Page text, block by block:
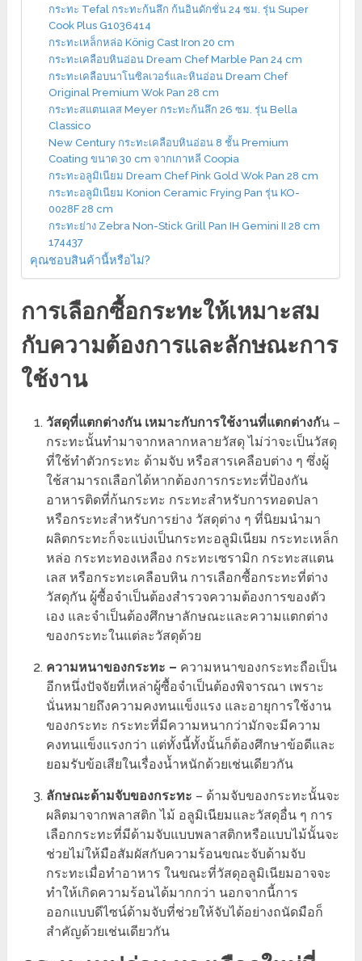
กระทะ Tefal กระทะก้นลึก ก้นอินดักชั่น 24 ซม. รุ่น Super
Cook Plus G1036414
กระทะเหล็กหล่อ König Cast Iron 20 cm
กระทะเคลือบหินอ่อน Dream Chef Marble Pan 24 cm
กระทะเคลือบนาโนซิลเวอร์และหินอ่อน Dream Chef
Original Premium Wok Pan 28 cm
กระทะสแตนเลส Meyer กระทะก้นลึก 26 ซม. รุ่น Bella
Classico
New Century กระทะเคลือบหินอ่อน 8 ชั้น Premium
Coating ขนาด 30 cm จากเกาหลี Coopia
กระทะอลูมิเนียม Dream Chef Pink Gold Wok Pan 28 cm
กระทะอลูมิเนียม Konion Ceramic Frying Pan รุ่น KO-
0028F 28 cm
กระทะย่าง Zebra Non-Stick Grill Pan IH Gemini II 28 cm
174437
คุณชอบสินค้านี้หรือไม่?
การเลือกซื้อกระทะให้เหมาะสม
กับความต้องการและลักษณะการ
ใช้งาน
วัสดุที่แตกต่างกัน เหมาะกับการใช้งานที่แตกต่างกัน –
กระทะนั้นทำมาจากหลากหลายวัสดุ ไม่ว่าจะเป็นวัสดุ
ที่ใช้ทำตัวกระทะ ด้ามจับ หรือสารเคลือบต่าง ๆ ซึ่งผู้
ใช้สามารถเลือกได้หากต้องการกระทะที่ป้องกัน
อาหารติดที่ก้นกระทะ กระทะสำหรับการทอดปลา
หรือกระทะสำหรับการย่าง วัสดุต่าง ๆ ที่นิยมนำมา
ผลิตกระทะก็จะแบ่งเป็นกระทะอลูมิเนียม กระทะเหล็ก
หล่อ กระทะทองเหลือง กระทะเซรามิก กระทะสแตน
เลส หรือกระทะเคลือบหิน การเลือกซื้อกระทะที่ต่าง
วัสดุกัน ผู้ซื้อจำเป็นต้องสำรวจความต้องการของตัว
เอง และจำเป็นต้องศึกษาลักษณะและความแตกต่าง
ของกระทะในแต่ละวัสดุด้วย
ความหนาของกระทะ – ความหนาของกระทะถือเป็น
อีกหนึ่งปัจจัยที่เหล่าผู้ซื้อจำเป็นต้องพิจารณา เพราะ
นั่นหมายถึงความคงทนแข็งแรง และอายุการใช้งาน
ของกระทะ กระทะที่มีความหนากว่ามักจะมีความ
คงทนแข็งแรงกว่า แต่ทั้งนี้ทั้งนั้นก็ต้องศึกษาข้อดีและ
ยอมรับข้อเสียในเรื่องน้ำหนักด้วยเช่นเดียวกัน
ลักษณะด้ามจับของกระทะ – ด้ามจับของกระทะนั้นจะ
ผลิตมาจากพลาสติก ไม้ อลูมิเนียมและวัสดุอื่น ๆ การ
เลือกกระทะที่มีด้ามจับแบบพลาสติกหรือแบบไม้นั้นจะ
ช่วยไม่ให้มือสัมผัสกับความร้อนขณะจับด้ามจับ
กระทะเมื่อทำอาหาร ในขณะที่วัสดุอลูมิเนียมอาจจะ
ทำให้เกิดความร้อนได้มากกว่า นอกจากนี้การ
ออกแบบดีไซน์ด้ามจับที่ช่วยให้จับได้อย่างถนัดมือก็
สำคัญด้วยเช่นเดียวกัน